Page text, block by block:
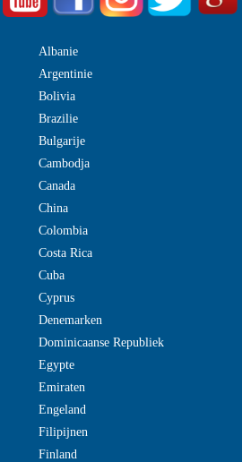
Albanie
Argentinie
Bolivia
Brazilie
Bulgarije
Cambodja
Canada
China
Colombia
Costa Rica
Cuba
Cyprus
Denemarken
Dominicaanse Republiek
Egypte
Emiraten
Engeland
Filipijnen
Finland